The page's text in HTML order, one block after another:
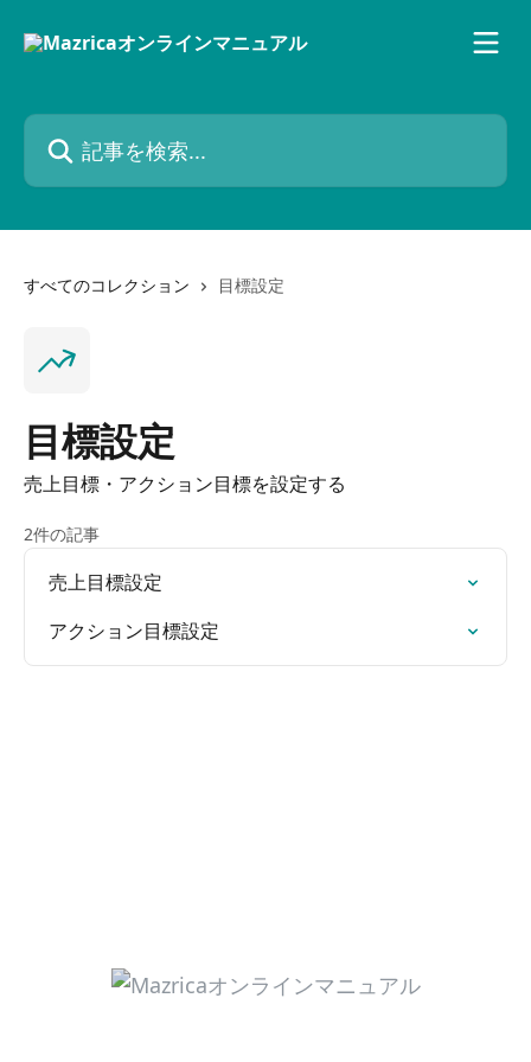
記事を検索...
すべてのコレクション 目標設定
目標設定
売上目標・アクション目標を設定する
2件の記事
売上目標設定
アクション目標設定